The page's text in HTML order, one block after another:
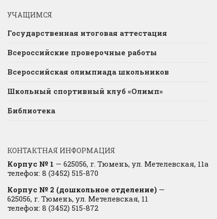
УЧАЩИМСЯ
Государственная итоговая аттестация
Всероссийские проверочные работы
Всероссийская олимпиада школьников
Школьный спортивный клуб «Олимп»
Библиотека
КОНТАКТНАЯ ИНФОРМАЦИЯ
Корпус № 1 — 625056, г. Тюмень, ул. Метелевская, 11а
телефон: 8 (3452) 515-870
Корпус № 2 (дошкольное отделение) —
625056, г. Тюмень, ул. Метелевская, 11
телефон: 8 (3452) 515-872